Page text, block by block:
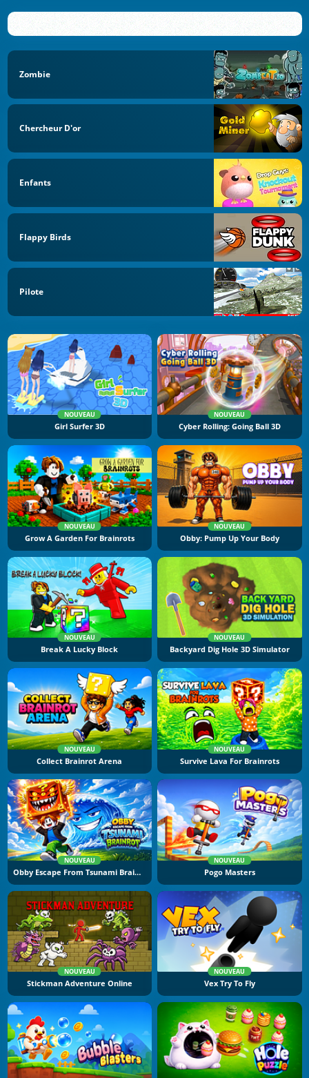
Zombie
Chercheur D'or
Enfants
Flappy Birds
Pilote
NOUVEAU
Girl Surfer 3D
NOUVEAU
Cyber Rolling: Going Ball 3D
NOUVEAU
Grow A Garden For Brainrots
NOUVEAU
Obby: Pump Up Your Body
NOUVEAU
Break A Lucky Block
NOUVEAU
Backyard Dig Hole 3D Simulator
NOUVEAU
Collect Brainrot Arena
NOUVEAU
Survive Lava For Brainrots
NOUVEAU
Obby Escape From Tsunami Brainrot
NOUVEAU
Pogo Masters
NOUVEAU
Stickman Adventure Online
NOUVEAU
Vex Try To Fly